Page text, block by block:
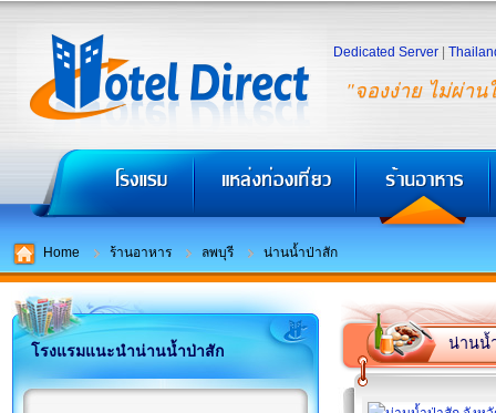
"จองง่าย ไม่ผ่าน
Dedicated Server
Home ร้านอาหาร ลพบุรี น่านน้ำป่าสัก
โรงแรมแนะนำน่านน้ำป่าสัก น่านน้